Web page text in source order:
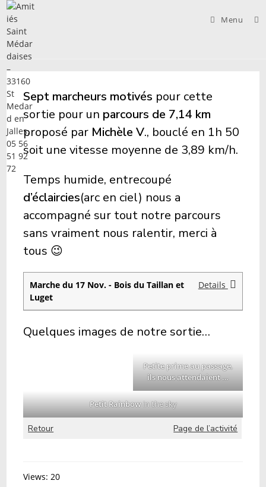
Skip
content
Menu
Sept marcheurs motivés pour cette
sortie pour un parcours de 7,14 km
proposé par Michèle V., bouclé en 1h 50
soit une vitesse moyenne de 3,89 km/h.
Temps humide, entrecoupé
d’éclaircies(arc en ciel) nous a
accompagné sur tout notre parcours
sans vraiment nous ralentir, merci à
tous 😉
Details
Marche du 17 Nov. - Bois du Taillan et
Luget
Quelques images de notre sortie…
Petite prime au passage,
ils nous attendaient …
Petit Rainbowin the sky
Retour Page de l’activité
Views: 20